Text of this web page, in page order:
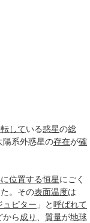
している惑星の総
陽系外惑星の存在が確
位置する恒星にごく
。その表面温度は
ュピター 」と呼ばれて
から成り 質量が地球